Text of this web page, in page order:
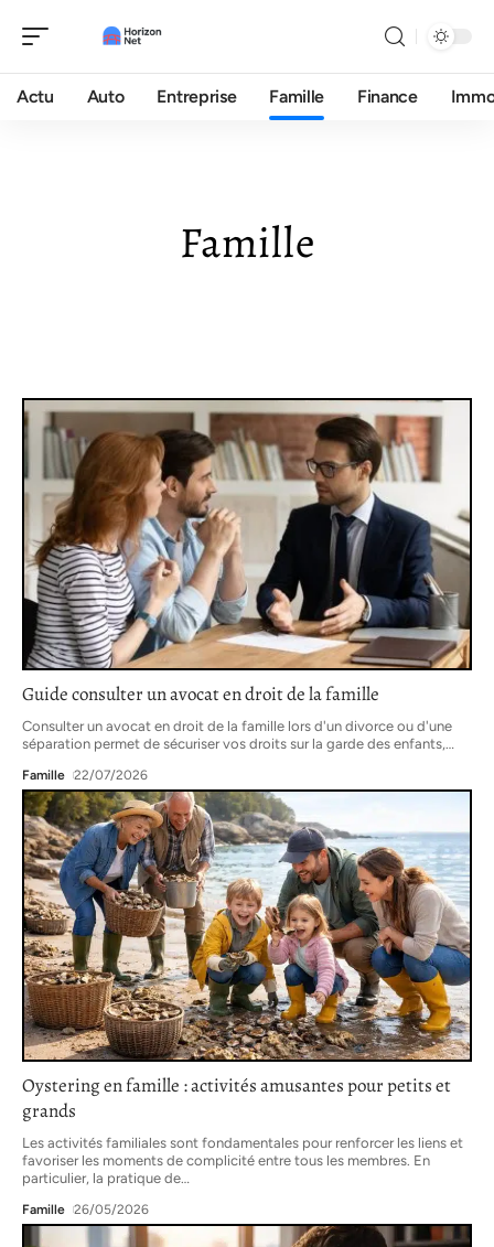
Actu Auto Entreprise Famille Finance
Famille
Guide consulter un avocat en droit de la famille
Consulter un avocat en droit de la famille lors d'un divorce ou d'une
séparation permet de sécuriser vos droits sur la garde des enfants,
Famille 22/07/2026
Oystering en famille : activités amusantes pour petits et
grands
Les activités familiales sont fondamentales pour renforcer les liens et
favoriser les moments de complicité entre tous les membres. En
particulier, la pratique de
Famille 26/05/2026